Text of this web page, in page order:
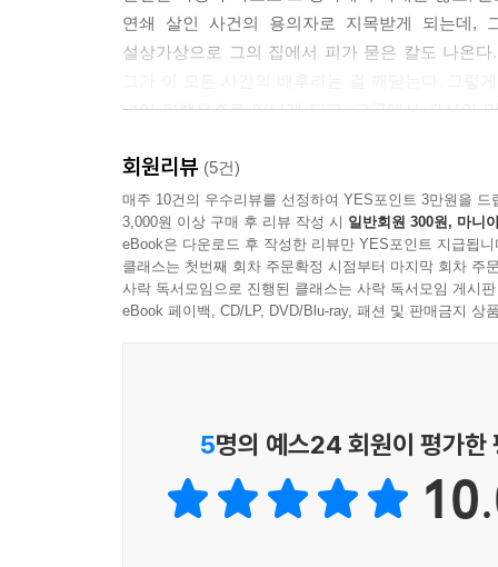
연쇄 살인 사건의 용의자로 지목받게 되는데,
설상가상으로 그의 집에서 피가 묻은 칼도 나온
넘어 평행우주로 떠나게 되고, 그곳에서 자신의
〈인피니트〉는 SF 스릴러 분야의 새로운 시대
내리는 선택이 다중 우주 속에서 얼마나 다양한
만나면서 스스로 내린 선택에 관한 결과를 마주하
달라져 왔는지를 목격하기도 하는데, 오히려 그로
가졌지만 전혀 다른 삶을 살아가고 있는 ‘다른 딜
내 삶은 내 선택으로 이루어진다
〈인피니트〉는 딜런 모런이 평행우주 속에서 또
가장 주목할 메시지는 바로 ‘나의 선택에 따라
회원리뷰 (5건)
매주 10건의 우수리뷰를 선정하여 YES포인트 3만원을 드
3,000원 이상 구매 후 리뷰 작성 시 일반회원 300원, 마니
eBook은 다운로드 후 작성한 리뷰만 YES포인트 지급됩니
클래스는 첫번째 회차 주문확정 시점부터 마지막 회차 주
사락 독서모임으로 진행된 클래스는 사락 독서모임 게시
eBook 페이백, CD/LP, DVD/Blu-ray, 패션 및 판매금지 상
5명의 예스24 회원이 평가한